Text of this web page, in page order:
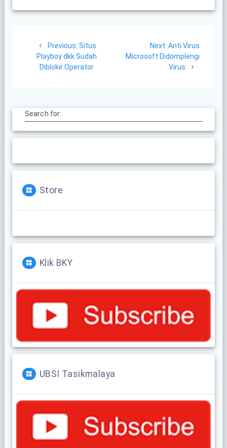
navigation
Previous: Previous
post:
Situs
Playboy dkk Sudah
Diblokir Operator
Next: Next
post:
Anti Virus
Microsoft Didomplengi
Virus
Search for:
Store
Klik BKY
UBSI Tasikmalaya